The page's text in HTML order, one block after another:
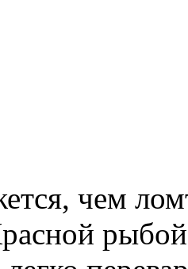
чем
рыбой